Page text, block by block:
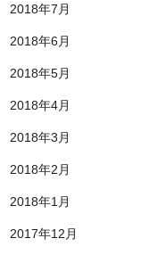
2018年7月
2018年6月
2018年5月
2018年4月
2018年3月
2018年2月
2018年1月
2017年12月